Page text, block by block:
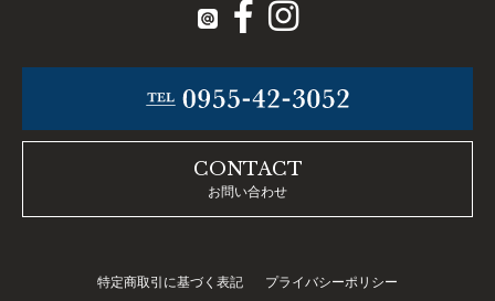
CONTACT
お問い合わせ
特定商取引に基づく表記 プライバシーポリシー